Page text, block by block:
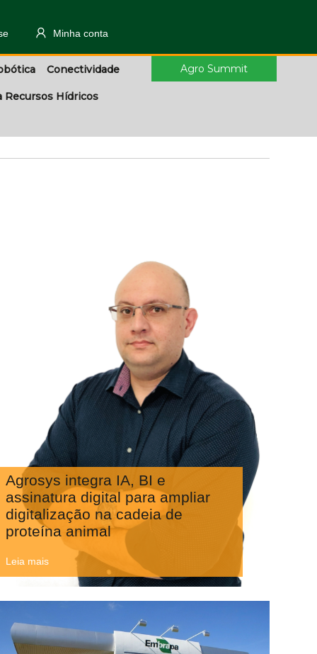
Minha conta
Conectividade
Recursos Hídricos
Agro Summit
Agrosys integra IA, BI e
assinatura digital para ampliar
digitalização na cadeia de
proteína animal
Leia mais